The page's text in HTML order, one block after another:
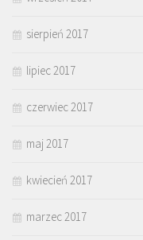
sierpień 2017
lipiec 2017
czerwiec 2017
maj 2017
kwiecień 2017
marzec 2017